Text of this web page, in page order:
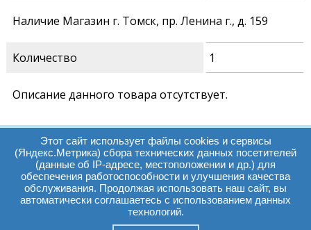
Наличие Магазин г. Томск, пр. Ленина г., д. 159
Количество 1
Описание данного товара отсутствует.
Часы работы:
Томск, пр. Ленина г,
д. 159
Этот сайт использует файлы cookies и сервисы
(Яндекс.Метрика) сбора технических данных посетителей
(данные об IP-адресе, местоположении и др.) для
обеспечения работоспособности и улучшения качества
обслуживания. Продолжая использовать наш сайт, вы
автоматически соглашаетесь с использованием данных
технологий.